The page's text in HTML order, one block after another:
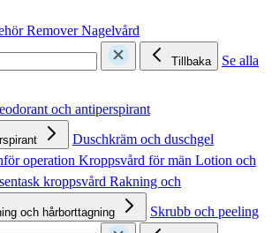
RemoverNagelvård
Tillbaka
Se alla
och antiperspirant
Duschkräm och duschgel
operation Kroppsvård för män Lotion och
kroppsvård Rakning och
och hårborttagning
Skrubb och peeling